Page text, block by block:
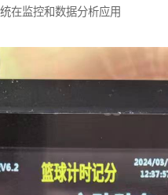
在监控和数据分析应用